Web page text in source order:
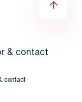
& contact
contact